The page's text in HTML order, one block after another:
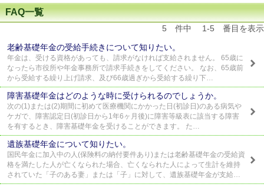
FAQ一覧
5 件中 1-5 番目を表示
老齢基礎年金の受給手続きについて知りたい。
年金は、受ける資格があっても、請求がなければ支給されません。 65歳に
なったら市役所や年金事務所で請求手続きをしてください。 なお、65歳前
から受給する繰り上げ請求、及び66歳過ぎから受給する繰り下…
障害基礎年金はどのような時に受けられるのでしょうか。
次の(1)または(2)期間に初めて医療機関にかかった日(初診日)のある病気や
ケガで、障害認定日(初診日から1年6ヶ月後)に障害等級表に該当する障害
を有するとき、障害基礎年金を受けることができます。 た…
遺族基礎年金について知りたい。
国民年金に加入中の人(保険料の納付要件あり)または老齢基礎年金の受給資
格を満たした人が亡くなられた場合、亡くなられた人によって生計を維持
されていた「子のある妻」または「子」に対して、遺族基礎年金が支給…